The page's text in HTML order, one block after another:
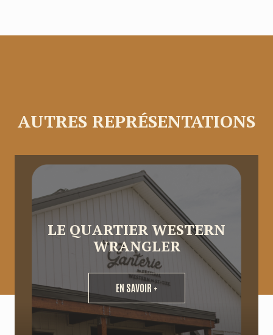
AUTRES REPRÉSENTATIONS
LE QUARTIER WESTERN
WRANGLER
EN SAVOIR +